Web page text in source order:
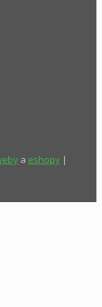
a eshopy |